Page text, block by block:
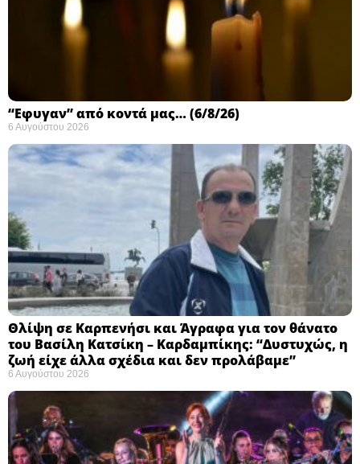
“Εφυγαν” από κοντά μας… (6/8/26)
6 Αυγούστου 2026
Θλίψη σε Καρπενήσι και Άγραφα για τον θάνατο
του Βασίλη Κατσίκη – Καρδαμπίκης: “Δυστυχώς, η
ζωή είχε άλλα σχέδια και δεν προλάβαμε”
6 Αυγούστου 2026